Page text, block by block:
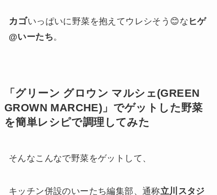
カゴいっぱいに野菜を抱えてウレシそう😊な ヒゲ
@いーたち。
「グリーン グロウン マルシェ(GREEN
GROWN MARCHE)」でゲットした野菜
を簡単レシピで調理してみた
そんなこんなで野菜をゲットして、
キッチン併設のいーたち編集部、通称立川スタジ